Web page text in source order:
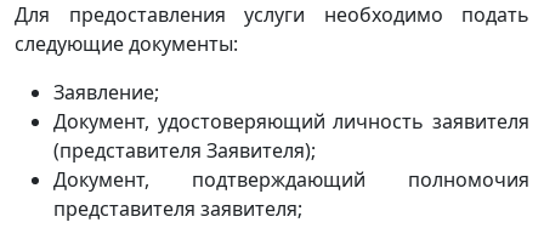
Для предоставления услуги необходимо подать
следующие документы:
Заявление;
Документ, удостоверяющий личность заявителя
(представителя Заявителя);
Документ, подтверждающий полномочия
представителя заявителя;